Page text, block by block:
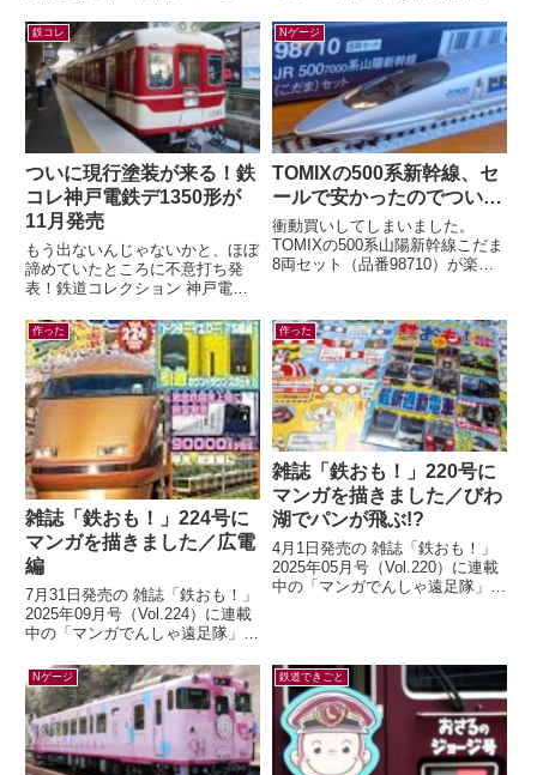
模型メーカー各社から四国の...
線発！まいごの快速とぶどう...
鉄コレ
ついに現行塗装が来る！鉄
コレ神戸電鉄デ1350形が
11月発売
もう出ないんじゃないかと、ほぼ
諦めていたところに不意打ち発
表！鉄道コレクション 神戸電鉄
コレ) 鉄コレの神鉄1000系列と...
Nゲージ
TOMIXの500系新幹線、セ
ールで安かったのでつい…
衝動買いしてしまいました。
TOMIXの500系山陽新幹線こだま
8両セット（品番98710）が楽天
は...
作った
雑誌「鉄おも！」224号に
マンガを描きました／広電
編
7月31日発売の 雑誌「鉄おも！」
2025年09月号（Vol.224）に連載
中の「マンガでんしゃ遠足隊」最
の路面電車で いくぜ！広...
作った
雑誌「鉄おも！」220号に
マンガを描きました／びわ
湖でパンが飛ぶ!?
4月1日発売の 雑誌「鉄おも！」
2025年05月号（Vol.220）に連載
中の「マンガでんしゃ遠足隊」最
Nゲージ 鉄道できごと